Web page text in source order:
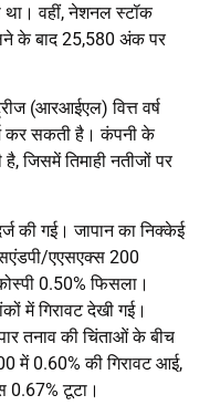
था। वहीं, नेशनल स्टॉक
के बाद 25,580 अंक पर
(आरआईएल) वित्त वर्ष
कर सकती है। कंपनी के
जिसमें तिमाही नतीजों पर
की गई। जापान का निक्केई
एएसएक्स 200
0.50% फिसला।
में गिरावट देखी गई।
तनाव की चिंताओं के बीच
में 0.60% की गिरावट आई,
टूटा।